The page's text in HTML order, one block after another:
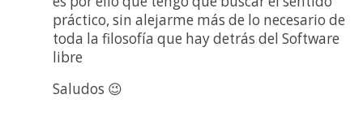
práctico, sin alejarme más de lo necesario de
toda la filosofía que hay detrás del Software
libre
Saludos 😉